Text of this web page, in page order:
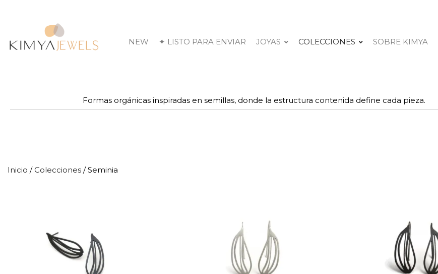
NEW ✦ LISTO PARA ENVIAR JOYAS COLECCIONES SOBRE KIMYA
Formas orgánicas inspiradas en semillas, donde la estructura contenida define cada pieza.
Inicio / Colecciones / Seminia